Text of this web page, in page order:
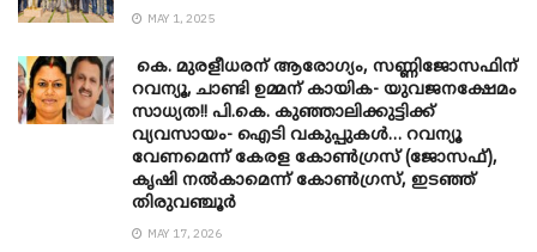
MAY 1, 2025
കെ. മുരളീധരന് ആരോഗ്യം, സണ്ണിജോസഫിന്
റവന്യൂ, ചാണ്ടി ഉമ്മന് കായിക- യുവജനക്ഷേമം
സാധ്യത!! പി.കെ. കുഞ്ഞാലിക്കുട്ടിക്ക്
വ്യവസായം- ഐടി വകുപ്പുകൾ… റവന്യൂ
വേണമെന്ന് കേരള കോൺഗ്രസ് (ജോസഫ്),
കൃഷി നൽകാമെന്ന് കോൺഗ്രസ്, ഇടഞ്ഞ്
തിരുവഞ്ചൂർ
MAY 17, 2026